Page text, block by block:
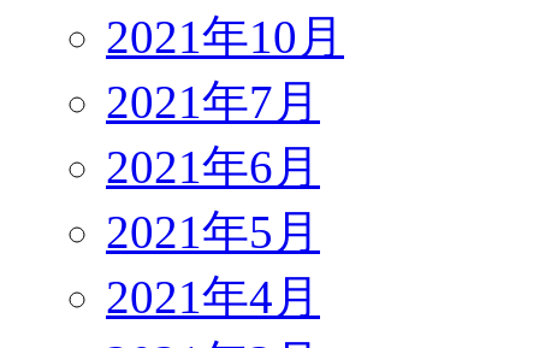
2021年10月
2021年7月
2021年6月
2021年5月
2021年4月